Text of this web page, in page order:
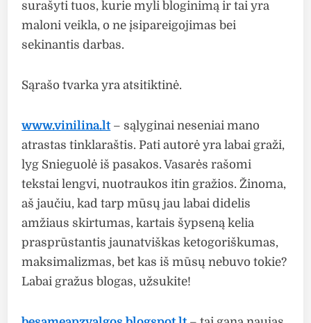
surašyti tuos, kurie myli bloginimą ir tai yra
maloni veikla, o ne įsipareigojimas bei
sekinantis darbas.
Sąrašo tvarka yra atsitiktinė.
www.vinilina.lt – sąlyginai neseniai mano
atrastas tinklaraštis. Pati autorė yra labai graži,
lyg Snieguolė iš pasakos. Vasarės rašomi
tekstai lengvi, nuotraukos itin gražios. Žinoma,
aš jaučiu, kad tarp mūsų jau labai didelis
amžiaus skirtumas, kartais šypseną kelia
prasprūstantis jaunatviškas ketogoriškumas,
maksimalizmas, bet kas iš mūsų nebuvo tokie?
Labai gražus blogas, užsukite!